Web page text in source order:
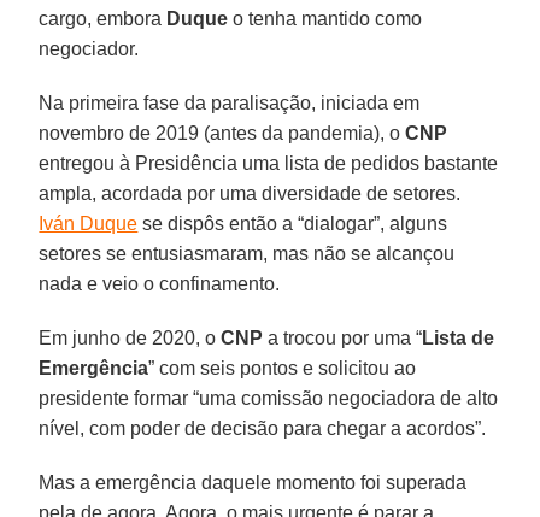
cargo, embora Duque o tenha mantido como
negociador.
Na primeira fase da paralisação, iniciada em
novembro de 2019 (antes da pandemia), oCNP
entregou à Presidência uma lista de pedidos bastante
ampla, acordada por uma diversidade de setores.
Iván Duque se dispôs então a “dialogar”, alguns
setores se entusiasmaram, mas não se alcançou
nada e veio o confinamento.
Em junho de 2020, oCNP a trocou por uma “Lista de
Emergência” com seis pontos e solicitou ao
presidente formar “uma comissão negociadora de alto
nível, com poder de decisão para chegar a acordos”.
Mas a emergência daquele momento foi superada
pela de agora. Agora, o mais urgente é parar a